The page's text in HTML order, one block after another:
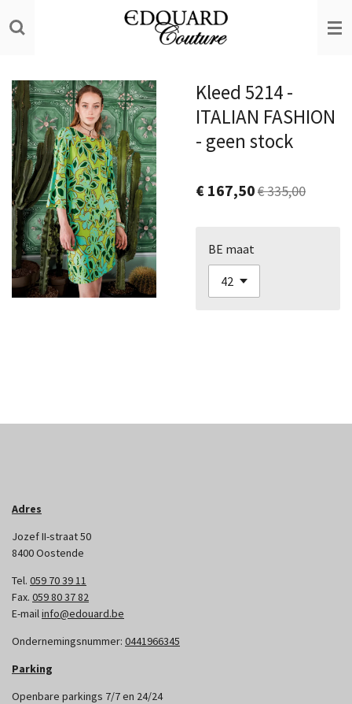
direct
hoofdinhoud
Kleed 5214 -
ITALIAN FASHION
- geen stock
€ 167,50€ 335,00
BE maat
Adres
Jozef II-straat 50
8400 Oostende
Tel. 059 70 39 11
Fax. 059 80 37 82
E-mailinfo@edouard.be
Ondernemingsnummer: 0441966345
Parking
Openbare parkings 7/7 en 24/24